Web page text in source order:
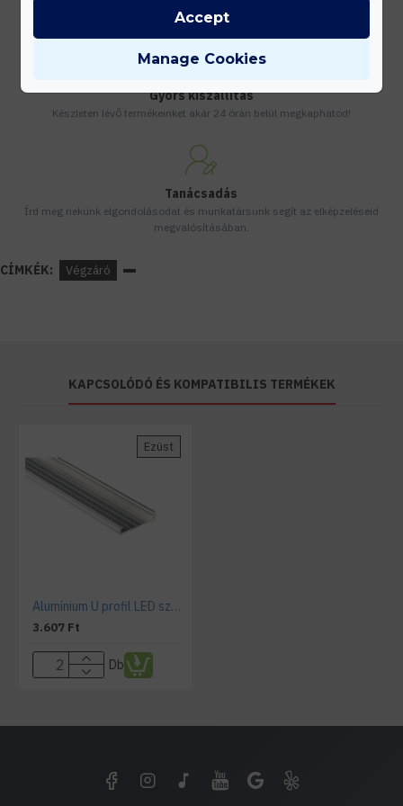
Vásárolj nagyobb mennyiségben és megadjuk a legjobb gyártói árakat.
Gyors kiszállítás
Készleten lévő termékeinket akár 24 órán belül megkaphatod!
Tanácsadás
Írd meg nekünk elgondolásodat és munkatársunk segít az elképzeléseid
megvalósításában.
CÍMKÉK: Végzáró
KAPCSOLÓDÓ ÉS KOMPATIBILIS TERMÉKEK
Ezüst
Alumínium U profil LED szalaghoz , opál fedővel ,Solis
3.607 Ft
Db
Manage Cookies
Accept